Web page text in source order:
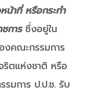
น้าที่ หรือกระทำ
การซึ่งอยู่ใน
งคณะกรรมการ
ริตแห่งชาติ หรือ
รมการ ป.ป.ช. รับ